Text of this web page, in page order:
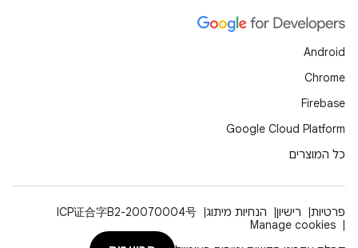
Android
Chrome
Firebase
Google Cloud Platform
כל המוצרים
פרטיות רישיון הנחיות מיתוג
ICP证合字B2-20070004号
Manage cookies